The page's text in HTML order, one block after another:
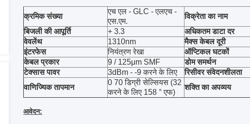
क्रमिक संख्या
एच एल - GLC - एलएच -
एस.एम.
विक्रेता का नाम
बिजली की आपूर्ति
+ 3.3 अधिकतम डाटा दर
वेवलेंथ
1310nm मैक्स केबल दूरी
इंटरफेस
नियंत्रण रेखा ऑप्टिकल घटकों
केबल प्रकार
9 / 125μm SMF डोम समर्थन
टेक्सास पावर
3dBm - -9 करने के लिए रिसीवर संवेदनशीलता
वाणिज्यिक तापमान
0 70 डिग्री सेल्सियस (32
करने के लिए 158 ° एफ)
शक्ति का अपव्यय
आवेदन: